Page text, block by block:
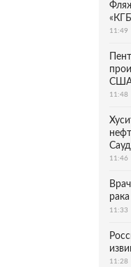
11:49
11:48
11:46
11:33
11:28